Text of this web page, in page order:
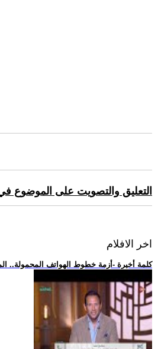
التعليق والتصويت على الموضوع
اخر الافلام
.. كلمة أخيرة -أزمة خطوط الهواتف المحمولة..